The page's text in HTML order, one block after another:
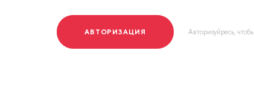
АВТОРИЗАЦИЯ Авторизуйресь,